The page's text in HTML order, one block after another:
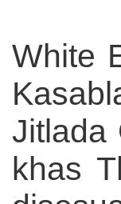
White
Jitlada
khas